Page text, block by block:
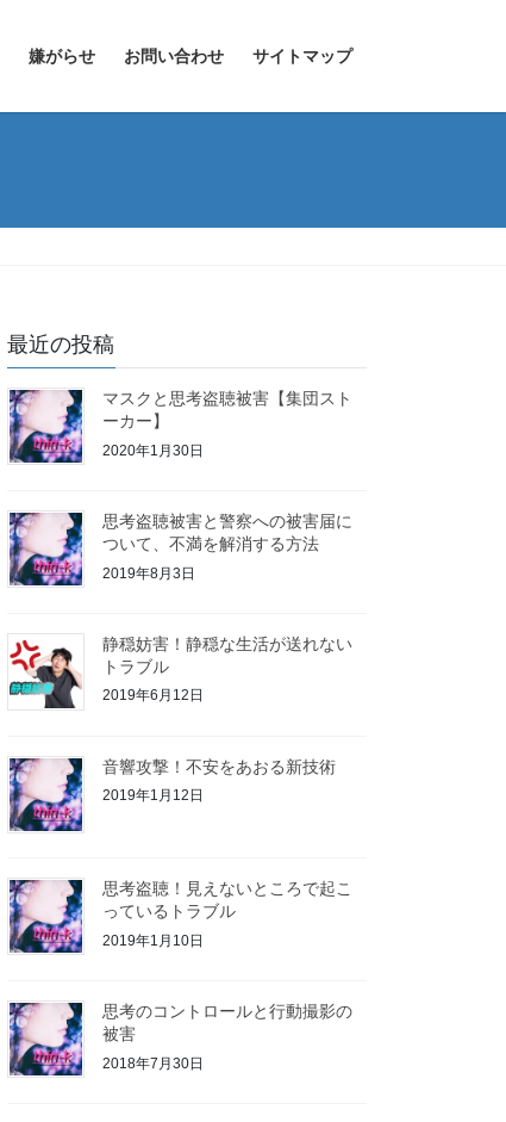
嫌がらせ お問い合わせ サイトマップ
最近の投稿
マスクと思考盗聴被害【集団スト
ーカー】
2020年1月30日
思考盗聴被害と警察への被害届に
ついて、不満を解消する方法
2019年8月3日
静穏妨害！静穏な生活が送れない
トラブル
2019年6月12日
音響攻撃！不安をあおる新技術
2019年1月12日
思考盗聴！見えないところで起こ
っているトラブル
2019年1月10日
思考のコントロールと行動撮影の
被害
2018年7月30日